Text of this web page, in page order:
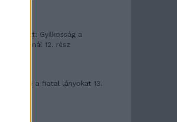
T. Barnett: Gyilkosság a
Garda-tónál 12. rész
T. szereti a fiatal lányokat 13.